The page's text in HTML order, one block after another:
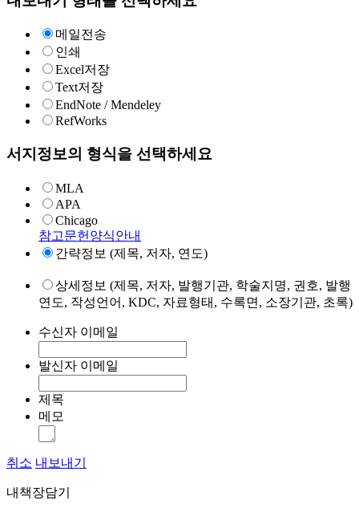
메일전송
인쇄
Excel저장
Text저장
EndNote / Mendeley
RefWorks
서지정보의 형식을 선택하세요
MLA
APA
Chicago
참고문헌양식안내
간략정보 (제목, 저자, 연도)
상세정보 (제목, 저자, 발행기관, 학술지명, 권호, 발행
연도, 작성언어, KDC, 자료형태, 수록면, 소장기관, 초록)
수신자 이메일
발신자 이메일
제목
메모
취소 내보내기
내책장담기